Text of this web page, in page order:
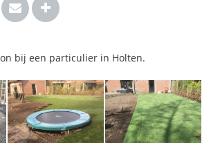
bij een particulier in Holten.